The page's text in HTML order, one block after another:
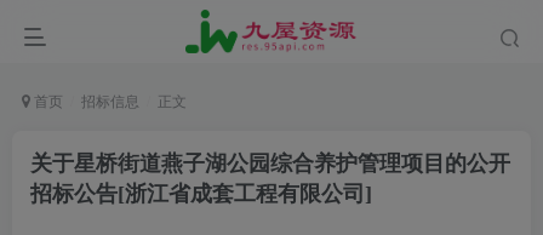
首页 招标信息 正文
关于星桥街道燕子湖公园综合养护管理项目的公开
招标公告[浙江省成套工程有限公司]